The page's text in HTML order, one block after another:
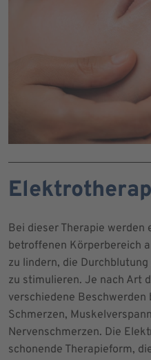
Bei dieser Therapie
betroffenen Körperbereich
zu lindern, die
zu stimulieren. Je nach Art
verschiedene
Schmerzen,
Nervenschmerzen. Die
schonende Therapieform,